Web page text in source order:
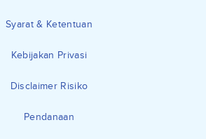
Syarat & Ketentuan
Kebijakan Privasi
Disclaimer Risiko
Pendanaan